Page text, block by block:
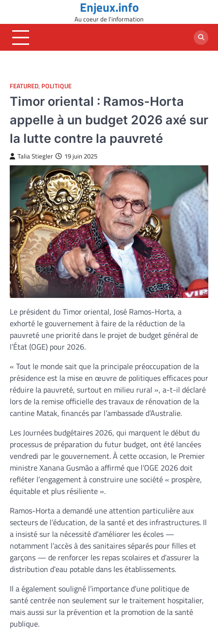
content
Enjeux.info
Au coeur de l'information
FEATURED, POLITIQUE
Timor oriental : Ramos-Horta
appelle à un budget 2026 axé sur
la lutte contre la pauvreté
Talia Stiegler 19 juin 2025
Le président du Timor oriental, José Ramos-Horta, a
exhorté le gouvernement à faire de la réduction de la
pauvreté une priorité dans le projet de budget général de
l’État (OGE) pour 2026.
« Tout le monde sait que la principale préoccupation de la
présidence est la mise en œuvre de politiques efficaces pour
réduire la pauvreté, surtout en milieu rural », a-t-il déclaré
lors de la remise officielle des travaux de rénovation de la
cantine Matak, financés par l’ambassade d’Australie.
Les Journées budgétaires 2026, qui marquent le début du
processus de préparation du futur budget, ont été lancées
vendredi par le gouvernement. À cette occasion, le Premier
ministre Xanana Gusmão a affirmé que l’OGE 2026 doit
refléter l’engagement à construire une société « prospère,
équitable et plus résiliente ».
Ramos-Horta a demandé une attention particulière aux
secteurs de l’éducation, de la santé et des infrastructures. Il
a insisté sur la nécessité d’améliorer les écoles —
notamment l’accès à des sanitaires séparés pour filles et
garçons — de renforcer les repas scolaires et d’assurer la
distribution d’eau potable dans les établissements.
Il a également souligné l’importance d’une politique de
santé centrée non seulement sur le traitement hospitalier,
mais aussi sur la prévention et la promotion de la santé
publique.